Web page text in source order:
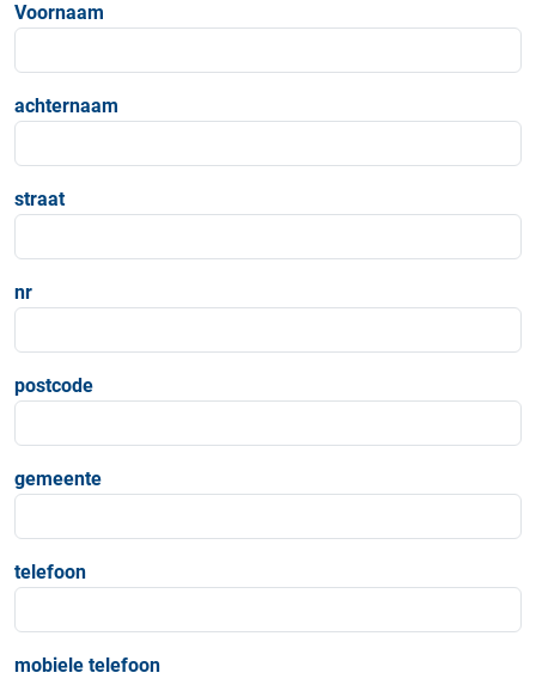
Voornaam
achternaam
straat
nr
postcode
gemeente
telefoon
mobiele telefoon